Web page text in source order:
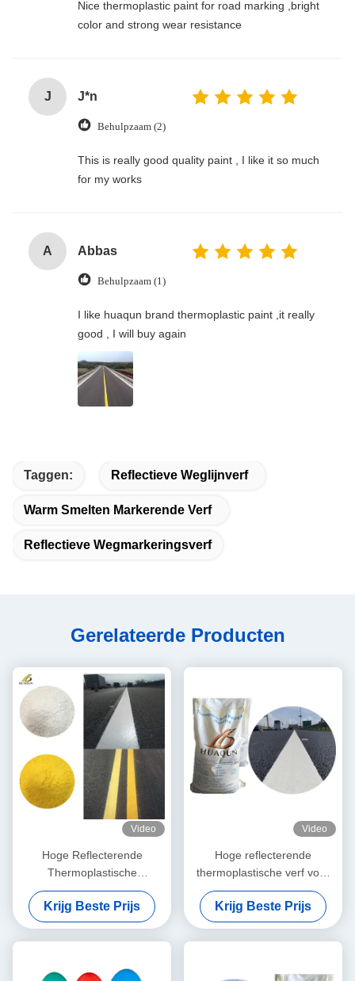
Nice thermoplastic paint for road marking ,bright
color and strong wear resistance
J J*n
Behulpzaam (2)
This is really good quality paint , I like it so much
for my works
A Abbas
Behulpzaam (1)
I like huaqun brand thermoplastic paint ,it really
good , I will buy again
Taggen: Reflectieve Weglijnverf
Warm Smelten Markerende Verf
Reflectieve Wegmarkeringsverf
Gerelateerde Producten
Video
Hoge Reflecterende
Thermoplastische
Wegenverf met Snelle
Droging en Aanpasbare
Kleuren
Krijg Beste Prijs
Video
Hoge reflecterende
thermoplastische verf voor
duurzame en
weerbestendige
wegmarkering
Krijg Beste Prijs